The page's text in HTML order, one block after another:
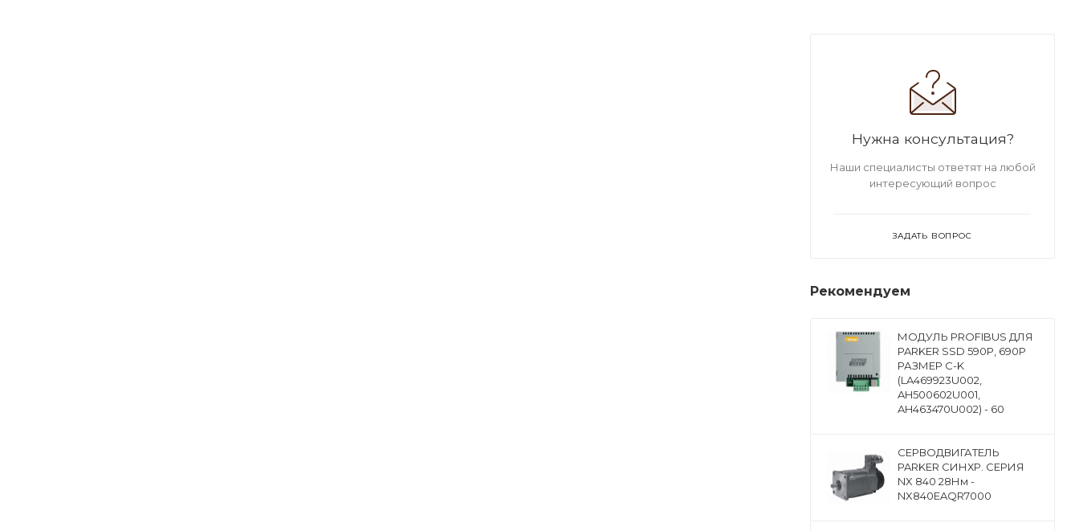
Нужна консультация?
Наши специалисты ответят на любой
интересующий вопрос
ЗАДАТЬ ВОПРОС
Рекомендуем
МОДУЛЬ PROFIBUS ДЛЯ
PARKER SSD 590P, 690P
РАЗМЕР C-K
(LA469923U002,
AH500602U001,
AH463470U002) - 60
CЕРВОДВИГАТЕЛЬ
PARKER СИНХР. СЕРИЯ
NX 840 28Нм -
NX840EAQR7000